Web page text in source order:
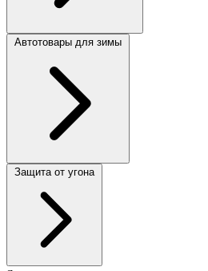
Автотовары для зимы
Защита от угона